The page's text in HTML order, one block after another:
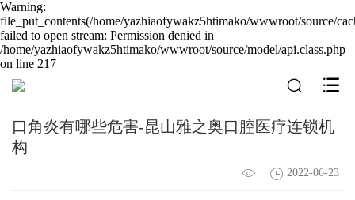
Warning:
file_put_contents(/home/yazhiaofywakz5htimako/wwwroot/source/
failed to open stream: Permission denied in
/home/yazhiaofywakz5htimako/wwwroot/source/model/api.class.php
on line 217
口角炎有哪些危害-昆山雅之奥口腔医疗连锁机
构
2022-06-23